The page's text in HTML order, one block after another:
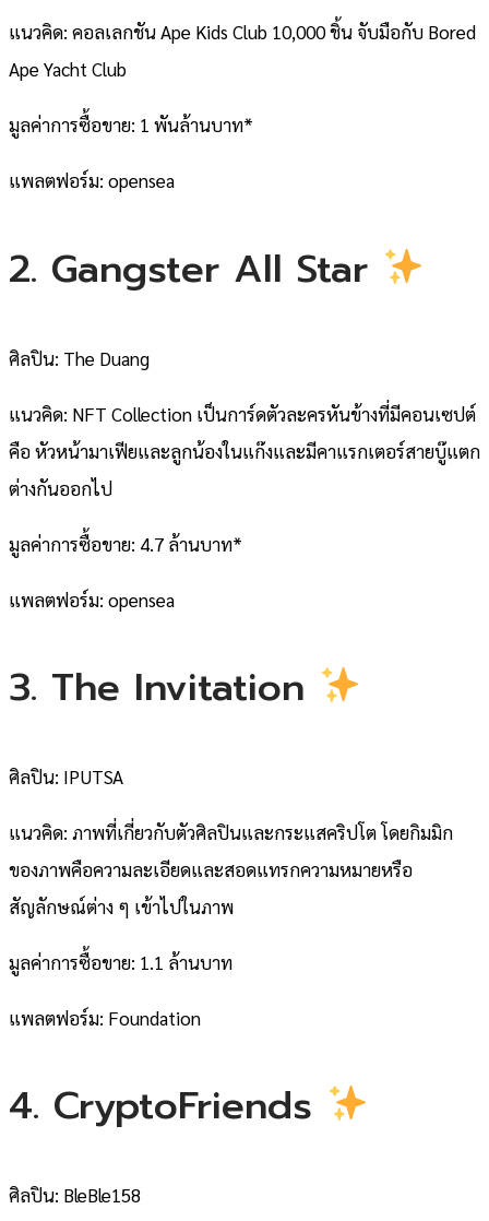
แนวคิด: คอลเลกชัน Ape Kids Club 10,000 ชิ้น จับมือกับ Bored
Ape Yacht Club
มูลค่าการซื้อขาย: 1 พันล้านบาท*
แพลตฟอร์ม: opensea
2. Gangster All Star
ศิลปิน: The Duang
แนวคิด: NFT Collection เป็นการ์ดตัวละครหันข้างที่มีคอนเซปต์
คือ หัวหน้ามาเฟียและลูกน้องในแก๊งและมีคาแรกเตอร์สายบู๊แตก
ต่างกันออกไป
มูลค่าการซื้อขาย: 4.7 ล้านบาท*
แพลตฟอร์ม: opensea
3. The Invitation
ศิลปิน: IPUTSA
แนวคิด: ภาพที่เกี่ยวกับตัวศิลปินและกระแสคริปโต โดยกิมมิก
ของภาพคือความละเอียดและสอดแทรกความหมายหรือ
สัญลักษณ์ต่าง ๆ เข้าไปในภาพ
มูลค่าการซื้อขาย: 1.1 ล้านบาท
แพลตฟอร์ม: Foundation
4. CryptoFriends
ศิลปิน: BleBle158